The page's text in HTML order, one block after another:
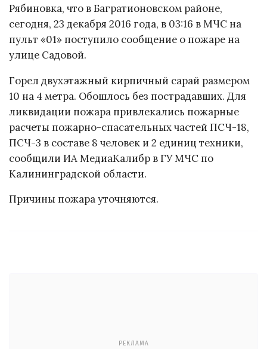
Рябиновка, что в Багратионовском районе,
сегодня, 23 декабря 2016 года, в 03:16 в МЧС на
пульт «01» поступило сообщение о пожаре на
улице Садовой.
Горел двухэтажный кирпичный сарай размером
10 на 4 метра. Обошлось без пострадавших. Для
ликвидации пожара привлекались пожарные
расчеты пожарно-спасательных частей ПСЧ-18,
ПСЧ-3 в составе 8 человек и 2 единиц техники,
сообщили ИА МедиаКалибр в ГУ МЧС по
Калининградской области.
Причины пожара уточняются.
РЕКЛАМА